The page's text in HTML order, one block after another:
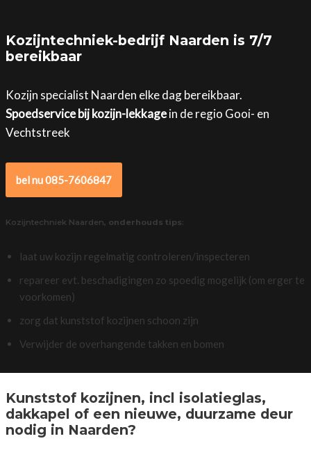
Kozijntechniek-bedrijf Naarden is 7/7
bereikbaar
Kozijn specialist Naarden elke dag bereikbaar.
Spoedservice bij kozijn-lekkagein de regio Gooi- en
Vechtstreek
bel nu 085-7606847
Kozijntechniek Naarden, onderhouds tips:
laat uw kozijn regelmatig controleren/inspecteren
repareer evt. beschadigingen zo spoedig mogelijk (om erger te
voorkomen)
zorg dat kunststof kozijnen schoon zijn
Verwijder de overhangende takken en bomen
Kunststof kozijnen, incl isolatieglas,
dakkapel of een nieuwe, duurzame deur
nodig in Naarden?